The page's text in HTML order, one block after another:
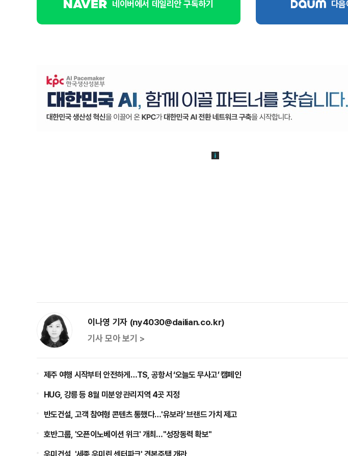
네이버에서 데일리안 구독하기 다
이나영 기자 (ny4030@dailian.co.kr)
기사 모아 보기 >
제주 여행 시작부터 안전하게…TS, 공항서 ‘오늘도 무사고’ 캠페인
HUG, 강릉 등 8월 미분양 관리지역 4곳 지정
반도건설, 고객 참여형 콘텐츠 통했다…'유보라' 브랜드 가치 제고
호반그룹, '오픈이노베이션 위크' 개최…"성장동력 확보"